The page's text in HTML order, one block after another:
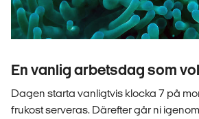
En vanlig arbetsdag som
Dagen starta vanligtvis klocka 7 på
frukost serveras. Därefter går ni